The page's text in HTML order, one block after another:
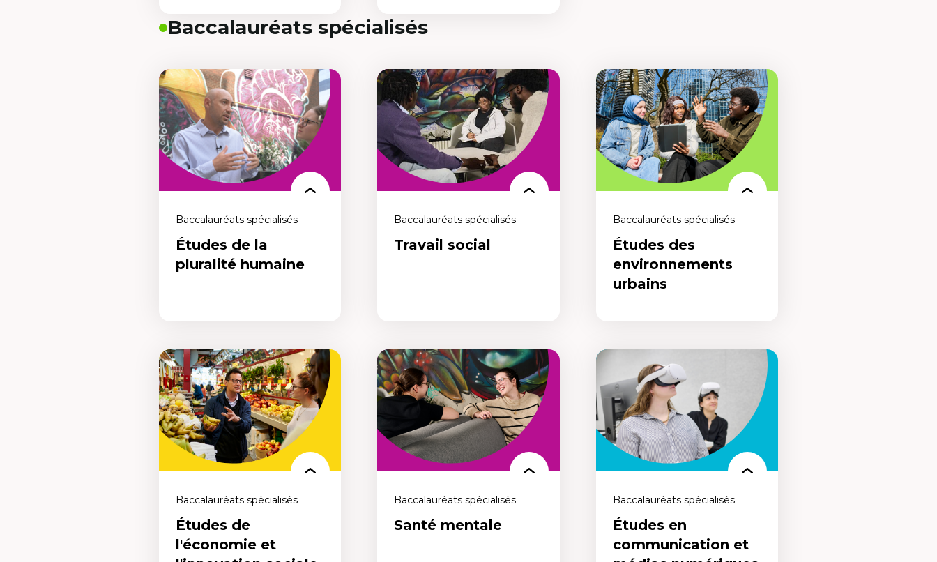
Éducation consécutif
Un programme destiné aux personnes
qui détiennent déjà un baccalauréat
diplôme universitaire de premier cycle
et qui désirent se lancer dans le monde
de l’enseignement. Le futur de
l’enseignement en français, c’est
maintenant.
B. A. et B. Éd.
Tu n’as pas à attendre la fin de tes
études universitaires pour te lancer dans
un autre baccalauréat qui te permettra
d’enseigner! Ce nouveau parcours
intégré te permet de compléter
simultanément un baccalauréat en arts
général (B. A.) et un baccalauréat en
Éducation (B. Éd.).
Baccalauréats spécialisés
Baccalauréats spécialisés
Études de la
pluralité humaine
humaine
Un programme pour repenser les
relations humaines et s’engager pour
une société plus juste et équitable. Ose
repenser les mouvements et les
comportements sociaux de demain,
maintenant.
Baccalauréats spécialisés
Travail social
Travail social
Un programme professionnel pensé
pour comprendre la complexité des
problèmes sociaux actuels et aider les
personnes, les familles et les
communautés de la francophonie
plurielle de manière éthique, juste et
adaptée aux besoins d'aujourd'hui. Agis
pour transformer les réalités sociales,
maintenant.
Baccalauréats spécialisés
Études des
environnements
urbains
urbains
Un programme conçu pour repenser le
design urbain et bâtir des villes plus
vertes, inclusives et durables. Ose
repenser les villes de demain,
maintenant.
Baccalauréats spécialisés
Études de
l'économie et
Baccalauréats spécialisés
Santé mentale
Baccalauréats spécialisés
Études en
communication et